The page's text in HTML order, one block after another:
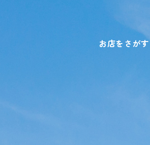
お店をさがす